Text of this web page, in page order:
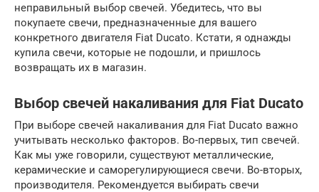
неправильный выбор свечей. Убедитесь, что вы
покупаете свечи, предназначенные для вашего
конкретного двигателя Fiat Ducato. Кстати, я однажды
купила свечи, которые не подошли, и пришлось
возвращать их в магазин.
Выбор свечей накаливания для Fiat Ducato
При выборе свечей накаливания для Fiat Ducato важно
учитывать несколько факторов. Во-первых, тип свечей.
Как мы уже говорили, существуют металлические,
керамические и саморегулирующиеся свечи. Во-вторых,
производителя. Рекомендуется выбирать свечи